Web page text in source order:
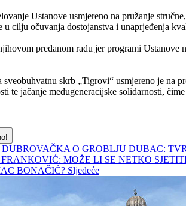
Ustanove usmjereno na pružanje
u cilju očuvanja dostojanstva i unaprjeđenja
predanom radu jer programi
sveobuhvatnu skrb „Tigrovi“ usmjereno je
te jačanje međugeneracijske solidarnosti,
DUBROVAČKA O GROBLJU DUBAC:
FRANKOVIĆ: MOŽE LI SE NETKO
BONAČIĆ? Sljedeće